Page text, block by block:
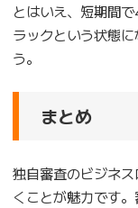
とはいえ、短期間
ラックという状態
う。
まとめ
独自審査のビジネ
くことが魅力です